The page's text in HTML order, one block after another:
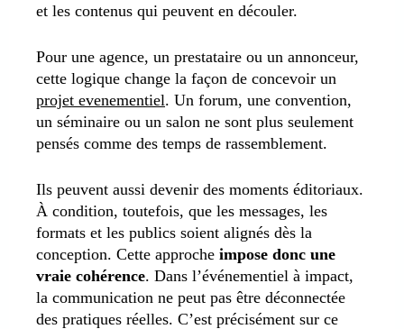
et les contenus qui peuvent en découler.
Pour une agence, un prestataire ou un annonceur,
cette logique change la façon de concevoir un
projet evenementiel. Un forum, une convention,
un séminaire ou un salon ne sont plus seulement
pensés comme des temps de rassemblement.
Ils peuvent aussi devenir des moments éditoriaux.
À condition, toutefois, que les messages, les
formats et les publics soient alignés dès la
conception. Cette approche impose donc une
vraie cohérence. Dans l’événementiel à impact,
la communication ne peut pas être déconnectée
des pratiques réelles. C’est précisément sur ce